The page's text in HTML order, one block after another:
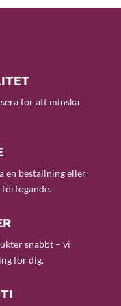
för att minska
en beställning eller
snabbt – vi
för dig.